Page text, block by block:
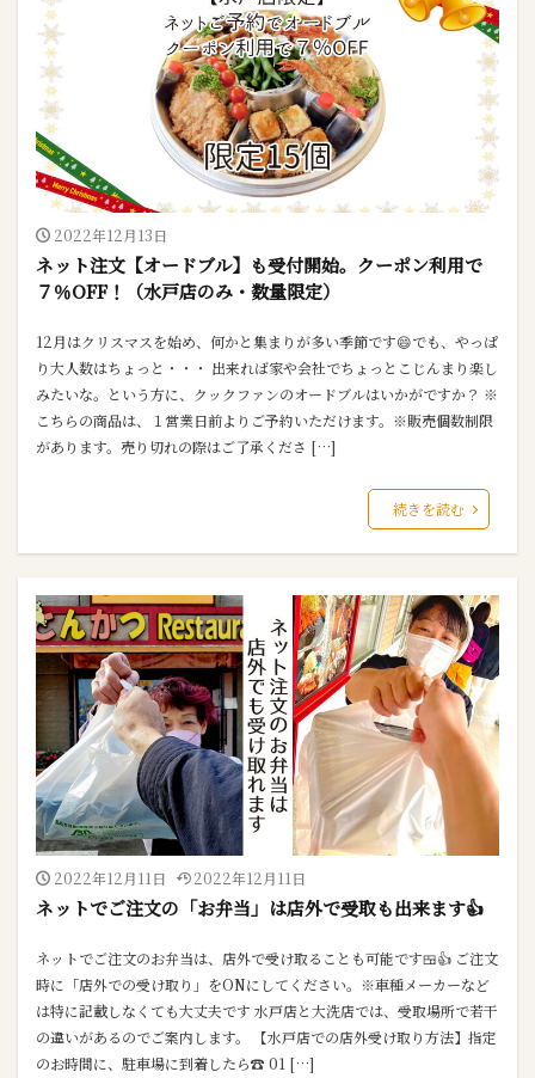
2022年12月13日
ネット注文【オードブル】も受付開始。クーポン利用で
７％OFF！（水戸店のみ・数量限定）
12月はクリスマスを始め、何かと集まりが多い季節です😄でも、やっぱ
り大人数はちょっと・・・ 出来れば家や会社でちょっとこじんまり楽し
みたいな。という方に、クックファンのオードブルはいかがですか？ ※
こちらの商品は、１営業日前よりご予約いただけます。※販売個数制限
があります。売り切れの際はご了承くださ […]
続きを読む
2022年12月11日 2022年12月11日
ネットでご注文の「お弁当」は店外で受取も出来ます👍
ネットでご注文のお弁当は、店外で受け取ることも可能です🍱👍 ご注文
時に「店外での受け取り」をONにしてください。※車種メーカーなど
は特に記載しなくても大丈夫です 水戸店と大洗店では、受取場所で若干
の違いがあるのでご案内します。 【水戸店での店外受け取り方法】指定
のお時間に、駐車場に到着したら☎ 01 […]